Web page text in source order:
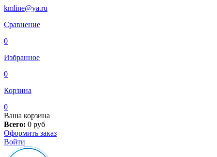
kmline@ya.ru
Сравнение
0
Избранное
0
Корзина
0
Ваша корзина
Всего: 0 руб
Оформить заказ
Войти